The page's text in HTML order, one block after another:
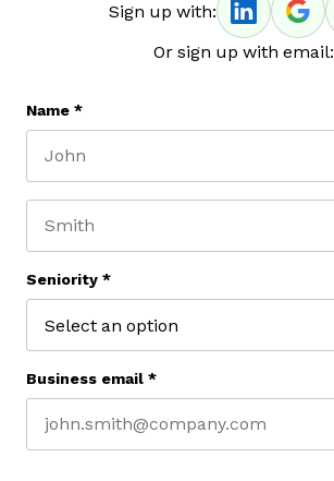
Sign up with:
Or sign up with email:
Name *
Seniority *
Business email *